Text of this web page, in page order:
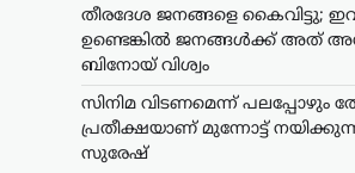
തീരദേശ ജനങ്ങളെ കൈവിട്ടു;
ഉണ്ടെങ്കില്‍ ജനങ്ങള്‍ക്ക് അത്
ബിനോയ് വിശ്വം
സിനിമ വിടണമെന്ന് പലപ്പോഴും
പ്രതീക്ഷയാണ് മുന്നോട്ട്
സുരേഷ്